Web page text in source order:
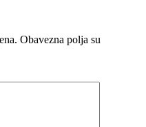
Obavezna polja su